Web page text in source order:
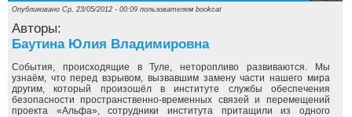
Опубликовано Ср, 23/05/2012 - 00:09 пользователем bookcat
Авторы:
Баутина Юлия Владимировна
События, происходящие в Туле, неторопливо развиваются. Мы
узнаём, что перед взрывом, вызвавшим замену части нашего мира
другим, который произошёл в институте службы обеспечения
безопасности пространственно-временных связей и перемещений
проекта «Альфа», сотрудники института притащили из одного